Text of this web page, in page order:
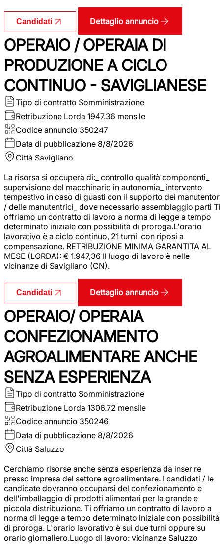
Candidati Dettaglio annuncio
OPERAIO / OPERAIA DI
PRODUZIONE A CICLO
CONTINUO - SAVIGLIANESE
Tipo di contratto Somministrazione
Retribuzione Lorda 1947.36 mensile
Codice annuncio 350247
Data di pubblicazione 8/8/2026
Città Savigliano
La risorsa si occuperà di:_ controllo qualità componenti_
supervisione del macchinario in autonomia_ intervento
tempestivo in caso di guasti con il supporto dei
/ delle manutentrici_ dove necessario assemblaggio parti Ti
offriamo un contratto di lavoro a norma di legge a tempo
determinato iniziale con possibilità di proroga.L'orario
lavorativo è a ciclo continuo, 21 turni, con riposi a
compensazione. RETRIBUZIONE MINIMA GARANTITA AL
MESE (LORDA): € 1.947,36 Il luogo di lavoro è nelle
vicinanze di Savigliano (CN).
Candidati Dettaglio annuncio
OPERAIO/ OPERAIA
CONFEZIONAMENTO
AGROALIMENTARE ANCHE
SENZA ESPERIENZA
Tipo di contratto Somministrazione
Retribuzione Lorda 1306.72 mensile
Codice annuncio 350246
Data di pubblicazione 8/8/2026
Città Saluzzo
Cerchiamo risorse anche senza esperienza da inserire
presso impresa del settore agroalimentare. I candidati / le
candidate dovranno occuparsi del confezionamento e
dell'imballaggio di prodotti alimentari per la grande e
piccola distribuzione. Ti offriamo un contratto di lavoro a
norma di legge a tempo determinato iniziale con possibilità
di proroga. L'orario lavorativo è sui due turni oppure su
orario giornaliero.Luogo di lavoro: vicinanze Saluzzo